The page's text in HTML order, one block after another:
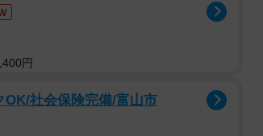
う」としながらも、「でもそれって、
と今から覚悟をする」と力を込めた。
、景色がきれいだった――それで十
で同じものを見て、同じものを味わ
円
OK/社会保険完備/富山市